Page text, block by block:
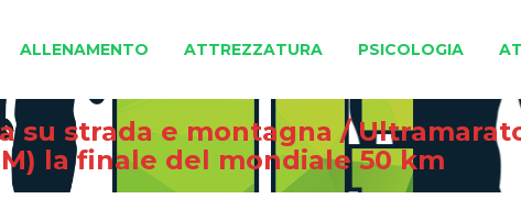
ALLENAMENTO ATTREZZATURA PSICOLOGIA
su strada e montagna /
la finale del mondiale 50 km